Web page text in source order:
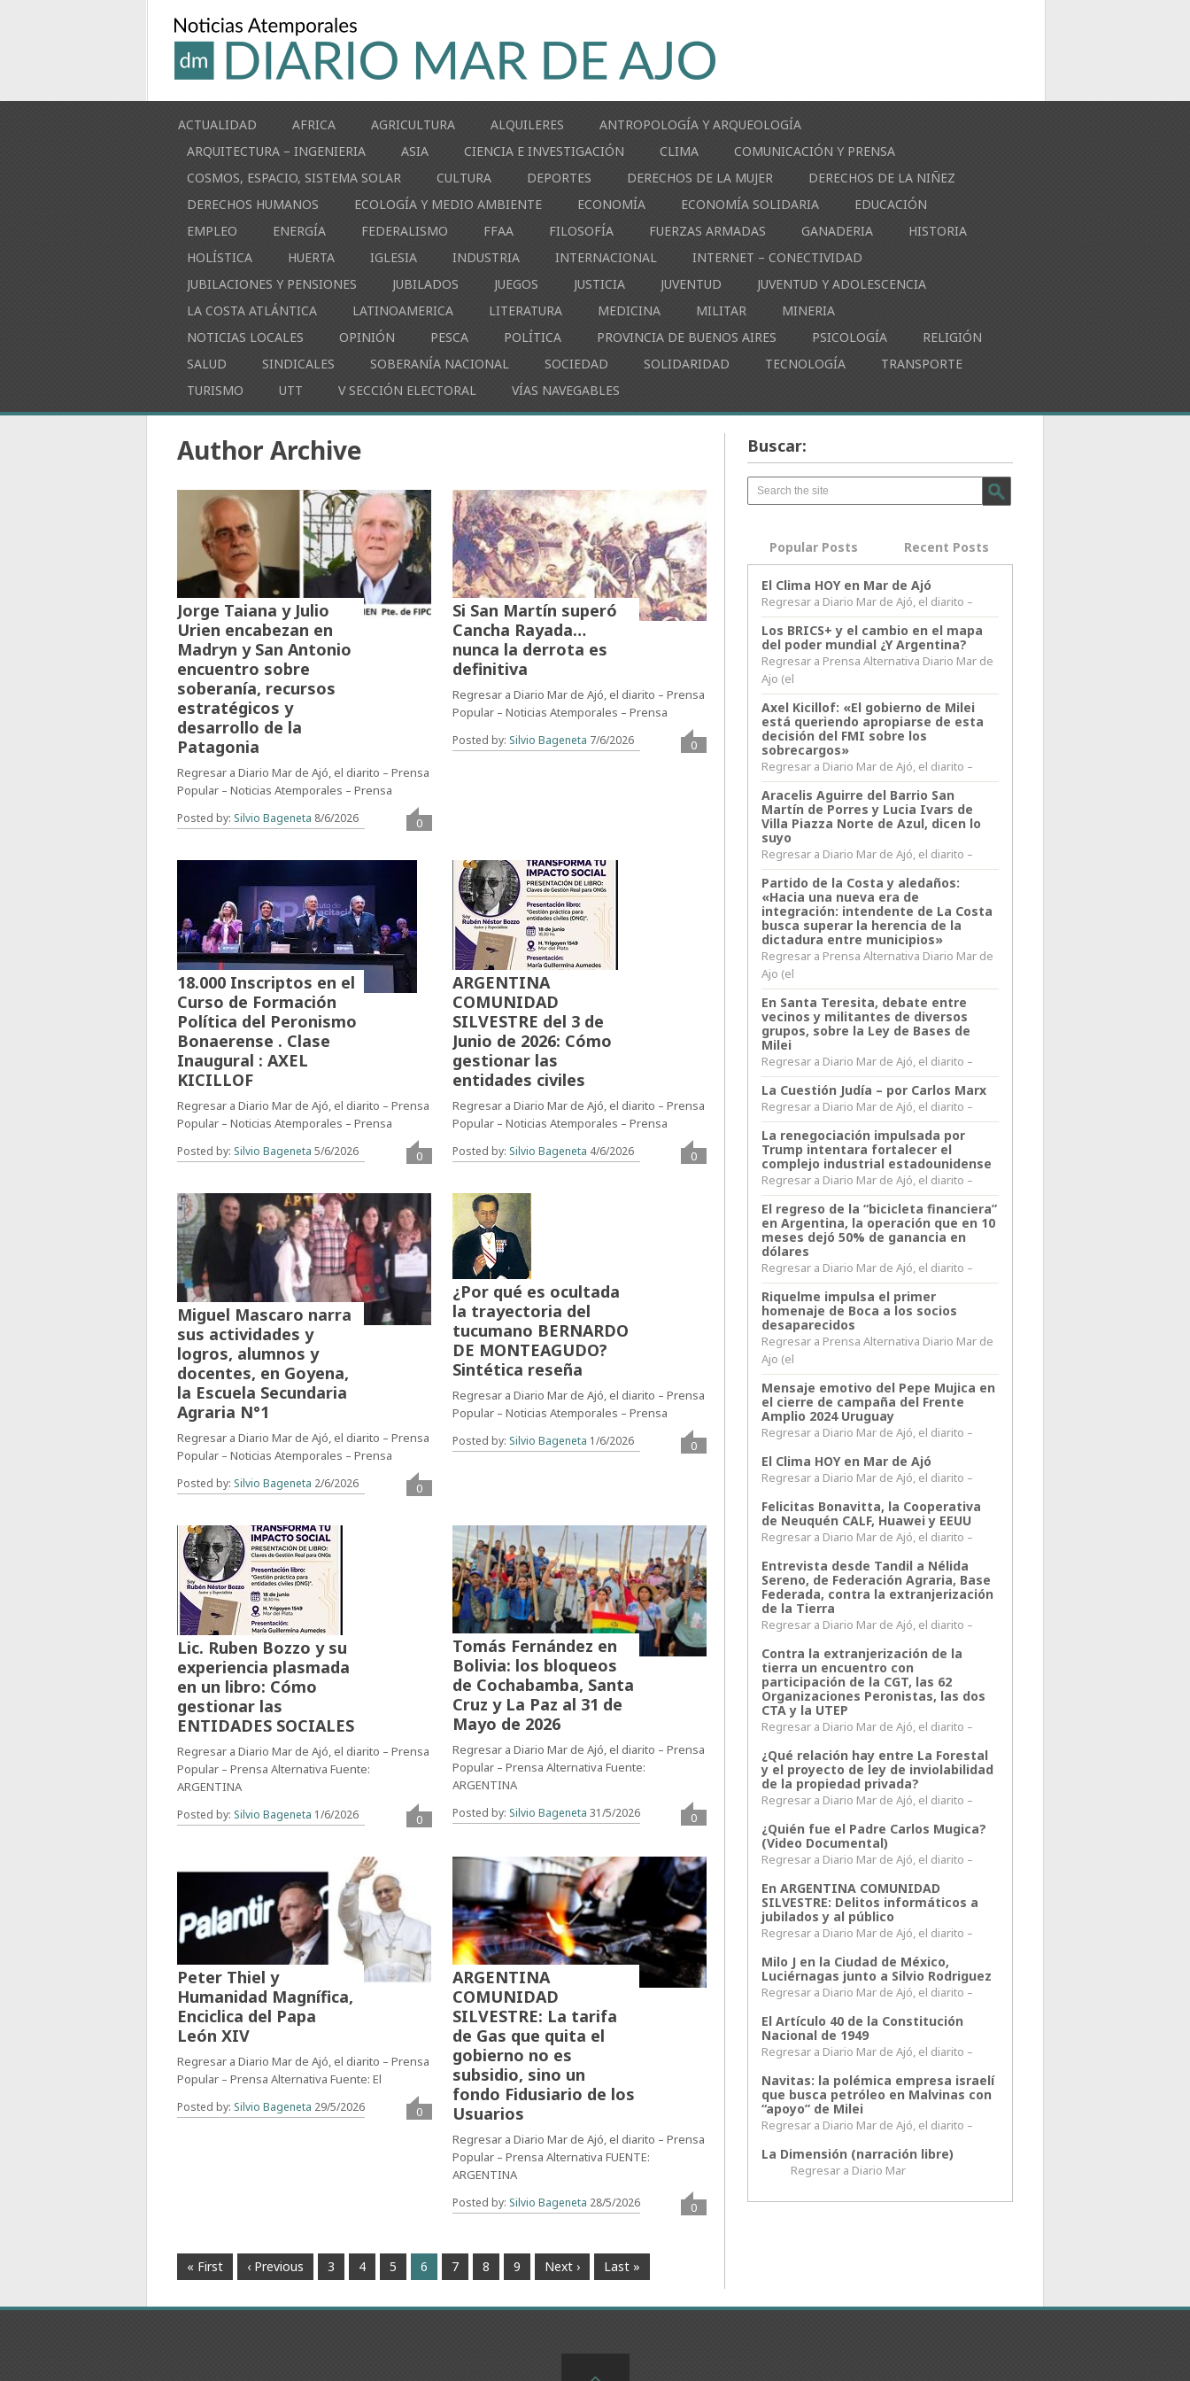
ACTUALIDAD AFRICA AGRICULTURA ALQUILERES
ANTROPOLOGÍA Y ARQUEOLOGÍA
ARQUITECTURA – INGENIERIA
ASIA CIENCIA E INVESTIGACIÓN CLIMA
COMUNICACIÓN Y PRENSA
COSMOS, ESPACIO, SISTEMA SOLAR
CULTURA DEPORTES DERECHOS DE LA MUJER
DERECHOS DE LA NIÑEZ
DERECHOS HUMANOS
ECOLOGÍA Y MEDIO AMBIENTE ECONOMÍA ECONOMÍA SOLIDARIA
EDUCACIÓN
EMPLEO
ENERGÍA FEDERALISMO FFAA FILOSOFÍA FUERZAS ARMADAS GANADERIA
HISTORIA
HOLÍSTICA
HUERTA IGLESIA INDUSTRIA INTERNACIONAL
INTERNET – CONECTIVIDAD
JUBILACIONES Y PENSIONES
JUBILADOS JUEGOS JUSTICIA JUVENTUD
JUVENTUD Y ADOLESCENCIA
LA COSTA ATLÁNTICA
LATINOAMERICA LITERATURA MEDICINA MILITAR
MINERIA
NOTICIAS LOCALES
OPINIÓN PESCA POLÍTICA PROVINCIA DE BUENOS AIRES PSICOLOGÍA
RELIGIÓN
SALUD
SINDICALES SOBERANÍA NACIONAL SOCIEDAD SOLIDARIDAD TECNOLOGÍA
TRANSPORTE
TURISMO
UTT V SECCIÓN ELECTORAL VÍAS NAVEGABLES
Author Archive
Jorge Taiana y Julio
Urien encabezan en
Madryn y San Antonio
encuentro sobre
soberanía, recursos
estratégicos y
desarrollo de la
Patagonia
Regresar a Diario Mar de Ajó, el diarito – Prensa
Popular – Noticias Atemporales – Prensa
Posted by: Silvio Bageneta 8/6/2026 0
Si San Martín superó
Cancha Rayada…
nunca la derrota es
definitiva
Regresar a Diario Mar de Ajó, el diarito – Prensa
Popular – Noticias Atemporales – Prensa
Posted by: Silvio Bageneta 7/6/2026 0
18.000 Inscriptos en el
Curso de Formación
Política del Peronismo
Bonaerense . Clase
Inaugural : AXEL
KICILLOF
Regresar a Diario Mar de Ajó, el diarito – Prensa
Popular – Noticias Atemporales – Prensa
Posted by: Silvio Bageneta 5/6/2026 0
ARGENTINA
COMUNIDAD
SILVESTRE del 3 de
Junio de 2026: Cómo
gestionar las
entidades civiles
Regresar a Diario Mar de Ajó, el diarito – Prensa
Popular – Noticias Atemporales – Prensa
Posted by: Silvio Bageneta 4/6/2026 0
Miguel Mascaro narra
sus actividades y
logros, alumnos y
docentes, en Goyena,
la Escuela Secundaria
Agraria N°1
Regresar a Diario Mar de Ajó, el diarito – Prensa
Popular – Noticias Atemporales – Prensa
Posted by: Silvio Bageneta 2/6/2026 0
¿Por qué es ocultada
la trayectoria del
tucumano BERNARDO
DE MONTEAGUDO?
Sintética reseña
Regresar a Diario Mar de Ajó, el diarito – Prensa
Popular – Noticias Atemporales – Prensa
Posted by: Silvio Bageneta 1/6/2026 0
Lic. Ruben Bozzo y su
experiencia plasmada
en un libro: Cómo
gestionar las
ENTIDADES SOCIALES
Regresar a Diario Mar de Ajó, el diarito – Prensa
Popular – Prensa Alternativa Fuente:
ARGENTINA
Posted by: Silvio Bageneta 1/6/2026 0
Tomás Fernández en
Bolivia: los bloqueos
de Cochabamba, Santa
Cruz y La Paz al 31 de
Mayo de 2026
Regresar a Diario Mar de Ajó, el diarito – Prensa
Popular – Prensa Alternativa Fuente:
ARGENTINA
Posted by: Silvio Bageneta 31/5/2026 0
Peter Thiel y
Humanidad Magnífica,
Enciclica del Papa
León XIV
Regresar a Diario Mar de Ajó, el diarito – Prensa
Popular – Prensa Alternativa Fuente: El
Posted by: Silvio Bageneta 29/5/2026 0
ARGENTINA
COMUNIDAD
SILVESTRE: La tarifa
de Gas que quita el
gobierno no es
subsidio, sino un
fondo Fidusiario de los
Usuarios
Regresar a Diario Mar de Ajó, el diarito – Prensa
Popular – Prensa Alternativa FUENTE:
ARGENTINA
Posted by: Silvio Bageneta 28/5/2026 0
« First ‹ Previous 3 4 5 6 7 8 9 Next › Last »
Buscar:
Popular Posts Recent Posts
El Clima HOY en Mar de Ajó
Regresar a Diario Mar de Ajó, el diarito –
Los BRICS+ y el cambio en el mapa
del poder mundial ¿Y Argentina?
Regresar a Prensa Alternativa Diario Mar de
Ajo (el
Axel Kicillof: «El gobierno de Milei
está queriendo apropiarse de esta
decisión del FMI sobre los
sobrecargos»
Regresar a Diario Mar de Ajó, el diarito –
Aracelis Aguirre del Barrio San
Martín de Porres y Lucia Ivars de
Villa Piazza Norte de Azul, dicen lo
suyo
Regresar a Diario Mar de Ajó, el diarito –
Partido de la Costa y aledaños:
«Hacia una nueva era de
integración: intendente de La Costa
busca superar la herencia de la
dictadura entre municipios»
Regresar a Prensa Alternativa Diario Mar de
Ajo (el
En Santa Teresita, debate entre
vecinos y militantes de diversos
grupos, sobre la Ley de Bases de
Milei
Regresar a Diario Mar de Ajó, el diarito –
La Cuestión Judía – por Carlos Marx
Regresar a Diario Mar de Ajó, el diarito –
La renegociación impulsada por
Trump intentara fortalecer el
complejo industrial estadounidense
Regresar a Diario Mar de Ajó, el diarito –
El regreso de la “bicicleta financiera”
en Argentina, la operación que en 10
meses dejó 50% de ganancia en
dólares
Regresar a Diario Mar de Ajó, el diarito –
Riquelme impulsa el primer
homenaje de Boca a los socios
desaparecidos
Regresar a Prensa Alternativa Diario Mar de
Ajo (el
Mensaje emotivo del Pepe Mujica en
el cierre de campaña del Frente
Amplio 2024 Uruguay
Regresar a Diario Mar de Ajó, el diarito –
El Clima HOY en Mar de Ajó
Regresar a Diario Mar de Ajó, el diarito –
Felicitas Bonavitta, la Cooperativa
de Neuquén CALF, Huawei y EEUU
Regresar a Diario Mar de Ajó, el diarito –
Entrevista desde Tandil a Nélida
Sereno, de Federación Agraria, Base
Federada, contra la extranjerización
de la Tierra
Regresar a Diario Mar de Ajó, el diarito –
Contra la extranjerización de la
tierra un encuentro con
participación de la CGT, las 62
Organizaciones Peronistas, las dos
CTA y la UTEP
Regresar a Diario Mar de Ajó, el diarito –
¿Qué relación hay entre La Forestal
y el proyecto de ley de inviolabilidad
de la propiedad privada?
Regresar a Diario Mar de Ajó, el diarito –
¿Quién fue el Padre Carlos Mugica?
(Video Documental)
Regresar a Diario Mar de Ajó, el diarito –
En ARGENTINA COMUNIDAD
SILVESTRE: Delitos informáticos a
jubilados y al público
Regresar a Diario Mar de Ajó, el diarito –
Milo J en la Ciudad de México,
Luciérnagas junto a Silvio Rodriguez
Regresar a Diario Mar de Ajó, el diarito –
El Artículo 40 de la Constitución
Nacional de 1949
Regresar a Diario Mar de Ajó, el diarito –
Navitas: la polémica empresa israelí
que busca petróleo en Malvinas con
“apoyo” de Milei
Regresar a Diario Mar de Ajó, el diarito –
La Dimensión (narración libre)
Regresar a Diario Mar